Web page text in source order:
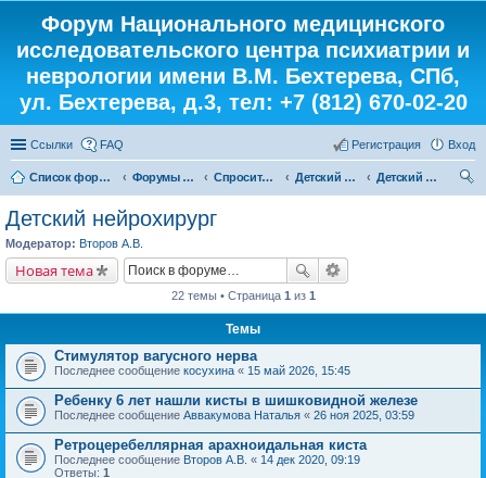
Форум Национального медицинского
исследовательского центра психиатрии и
неврологии имени В.М. Бехтерева, СПб,
ул. Бехтерева, д.3, тел: +7 (812) 670-02-20
Ссылки FAQ Вход
Регистрация
Список форумов Форумы института Спросите у доктора Детский кабинет
Детский нейрохирург
Детский нейрохирург
Модератор: Второв А.В.
Новая тема
22 темы • Страница 1 из 1
Темы
Стимулятор вагусного нерва
Последнее сообщение косухина « 15 май 2026, 15:45
Ребенку 6 лет нашли кисты в шишковидной железе
Последнее сообщение Аввакумова Наталья « 26 ноя 2025, 03:59
Ретроцеребеллярная арахноидальная киста
Последнее сообщение Второв А.В. « 14 дек 2020, 09:19
Ответы: 1